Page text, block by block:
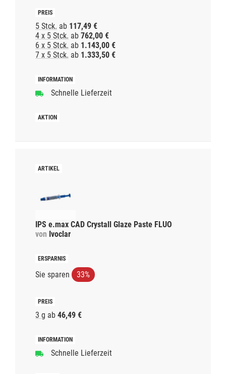
5 Stck. ab 117,49 €
4 x 5 Stck. ab 762,00 €
6 x 5 Stck. ab 1.143,00 €
7 x 5 Stck. ab 1.333,50 €
Schnelle Lieferzeit
IPS e.max CAD Crystall Glaze Paste FLUO
von Ivoclar
Sie sparen 33%
3 g ab 46,49 €
Schnelle Lieferzeit